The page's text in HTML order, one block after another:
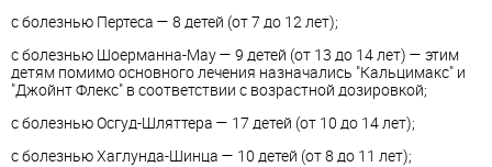
с болезнью Пертеса — 8 детей (от 7 до 12 лет);
с болезнью Шоерманна-Мау — 9 детей (от 13 до 14 лет) — этим
детям помимо основного лечения назначались "Кальцимакс" и
"Джойнт Флекс" в соответствии с возрастной дозировкой;
с болезнью Осгуд-Шляттера — 17 детей (от 10 до 14 лет);
с болезнью Хаглунда-Шинца — 10 детей (от 8 до 11 лет);